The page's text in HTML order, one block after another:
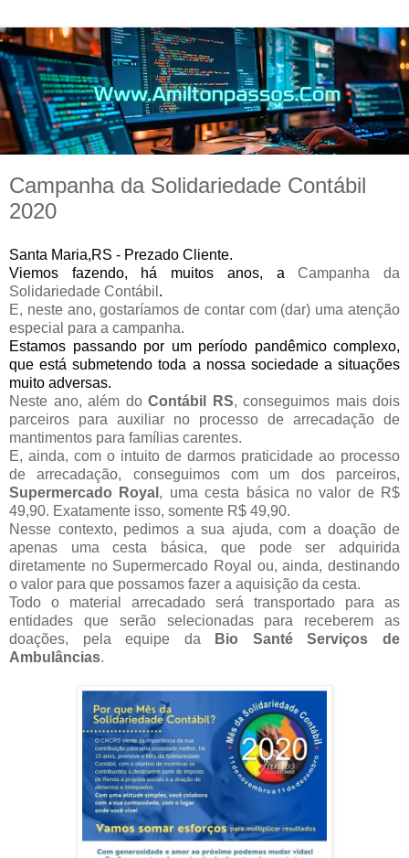
Campanha da Solidariedade Contábil
2020
Santa Maria,RS - Prezado Cliente.
Viemos fazendo, há muitos anos, aCampanha da
Solidariedade Contábil .
E, neste ano, gostaríamos de contar com (dar) uma atenção
especial para a campanha.
Estamos passando por um período pandêmico complexo,
que está submetendo toda a nossa sociedade a situações
muito adversas.
Neste ano, além do Contábil RS, conseguimos mais dois
parceiros para auxiliar no processo de arrecadação de
mantimentos para famílias carentes.
E, ainda, com o intuito de darmos praticidade ao processo
de arrecadação, conseguimos com um dos parceiros,
Supermercado Royal , uma cesta básica no valor de R$
49,90. Exatamente isso, somente R$ 49,90.
Nesse contexto, pedimos a sua ajuda, com a doação de
apenas uma cesta básica, que pode ser adquirida
diretamente no Supermercado Royal ou, ainda, destinando
o valor para que possamos fazer a aquisição da cesta.
Todo o material arrecadado será transportado para as
entidades que serão selecionadas para receberem as
doações, pela equipe da
Bio Santé Serviços de
Ambulâncias.